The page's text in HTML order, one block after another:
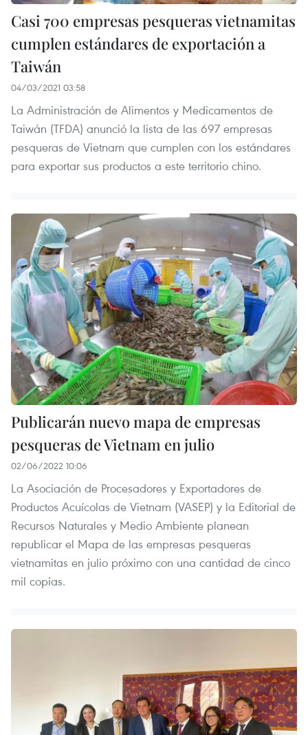
Casi 700 empresas pesqueras vietnamitas
cumplen estándares de exportación a
Taiwán
04/03/2021 03:58
La Administración de Alimentos y Medicamentos de
Taiwán (TFDA) anunció la lista de las 697 empresas
pesqueras de Vietnam que cumplen con los estándares
para exportar sus productos a este territorio chino.
Publicarán nuevo mapa de empresas
pesqueras de Vietnam en julio
02/06/2022 10:06
La Asociación de Procesadores y Exportadores de
Productos Acuícolas de Vietnam (VASEP) y la Editorial de
Recursos Naturales y Medio Ambiente planean
republicar el Mapa de las empresas pesqueras
vietnamitas en julio próximo con una cantidad de cinco
mil copias.